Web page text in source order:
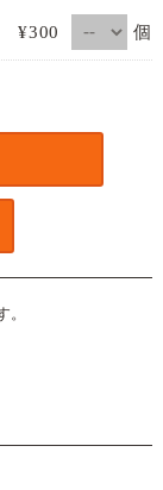
¥300 個
。